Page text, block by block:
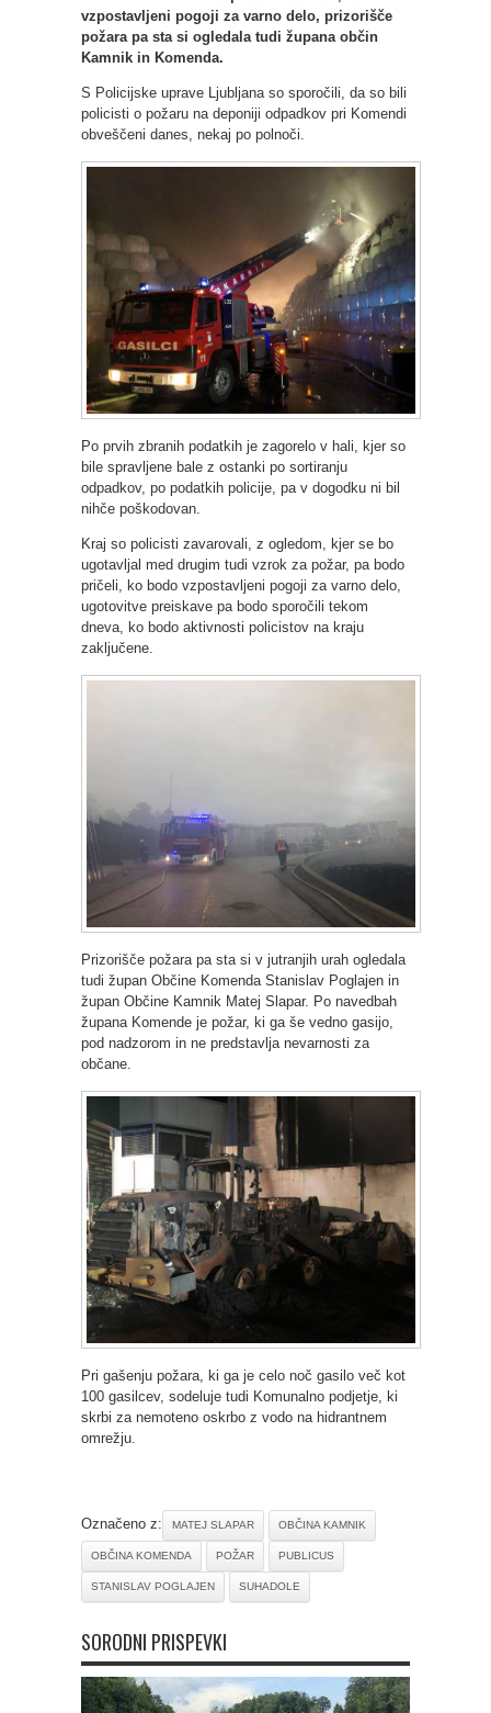
vzpostavljeni pogoji za varno delo, prizorišče
požara pa sta si ogledala tudi župana občin
Kamnik in Komenda.
S Policijske uprave Ljubljana so sporočili, da so bili
policisti o požaru na deponiji odpadkov pri Komendi
obveščeni danes, nekaj po polnoči.
Po prvih zbranih podatkih je zagorelo v hali, kjer so
bile spravljene bale z ostanki po sortiranju
odpadkov, po podatkih policije, pa v dogodku ni bil
nihče poškodovan.
Kraj so policisti zavarovali, z ogledom, kjer se bo
ugotavljal med drugim tudi vzrok za požar, pa bodo
pričeli, ko bodo vzpostavljeni pogoji za varno delo,
ugotovitve preiskave pa bodo sporočili tekom
dneva, ko bodo aktivnosti policistov na kraju
zaključene.
Prizorišče požara pa sta si v jutranjih urah ogledala
tudi župan Občine Komenda Stanislav Poglajen in
župan Občine Kamnik Matej Slapar. Po navedbah
župana Komende je požar, ki ga še vedno gasijo,
pod nadzorom in ne predstavlja nevarnosti za
občane.
Pri gašenju požara, ki ga je celo noč gasilo več kot
100 gasilcev, sodeluje tudi Komunalno podjetje, ki
skrbi za nemoteno oskrbo z vodo na hidrantnem
omrežju.
Označeno z: MATEJ SLAPAR OBČINA KAMNIK
OBČINA KOMENDA POŽAR PUBLICUS
STANISLAV POGLAJEN SUHADOLE
SORODNI PRISPEVKI